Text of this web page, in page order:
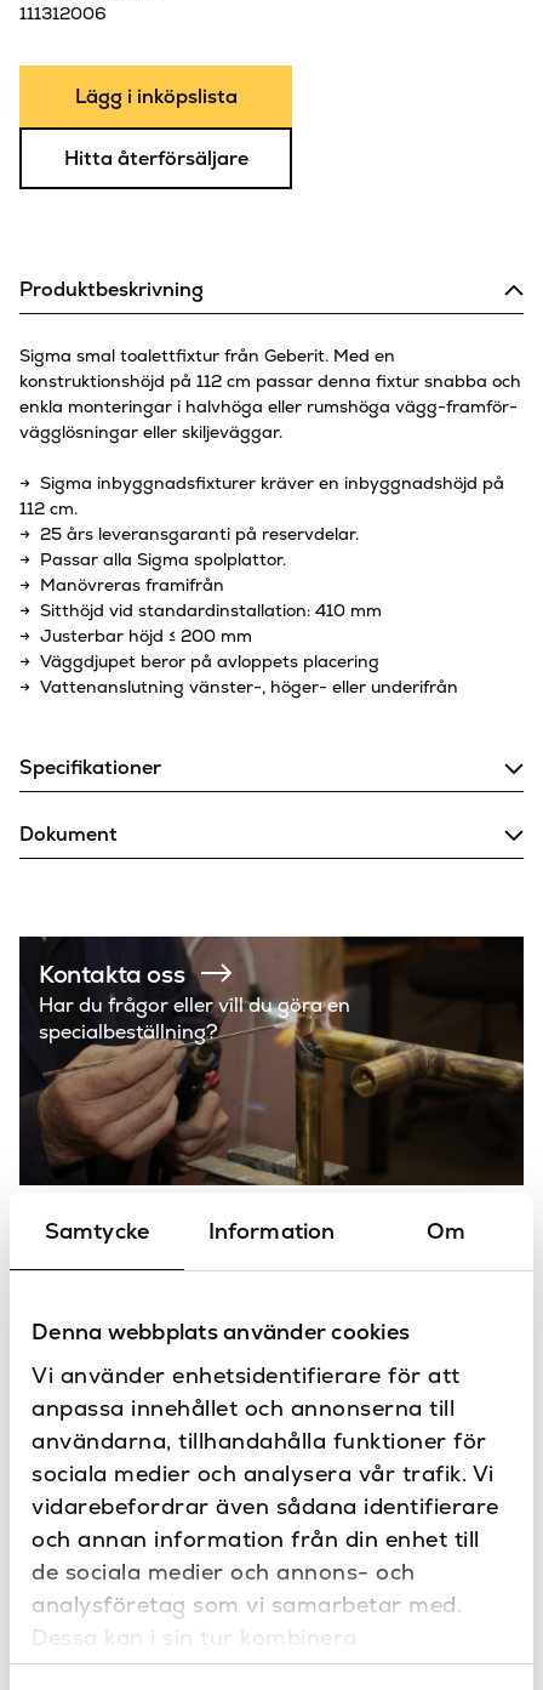
Samtycke Information Om
Denna webbplats använder cookies
Vi använder enhetsidentifierare för att
anpassa innehållet och annonserna till
användarna, tillhandahålla funktioner för
sociala medier och analysera vår trafik. Vi
vidarebefordrar även sådana identifierare
och annan information från din enhet till
de sociala medier och annons- och
analysföretag som vi samarbetar med.
Dessa kan i sin tur kombinera
informationen med annan information som
111312006
Lägg i inköpslista
Hitta återförsäljare
Produktbeskrivning
Sigma smal toalettfixtur från Geberit. Med en
konstruktionshöjd på 112 cm passar denna fixtur snabba och
enkla monteringar i halvhöga eller rumshöga vägg-framför-
vägglösningar eller skiljeväggar.
→ Sigma inbyggnadsfixturer kräver en inbyggnadshöjd på
112 cm.
→ 25 års leveransgaranti på reservdelar.
→ Passar alla Sigma spolplattor.
→ Manövreras framifrån
→ Sitthöjd vid standardinstallation: 410 mm
→ Justerbar höjd ≤ 200 mm
→ Väggdjupet beror på avloppets placering
→ Vattenanslutning vänster-, höger- eller underifrån
Specifikationer
Höjd (mm) 1120
Varumärke Geberit
Dokument
Underhåll och justering spolmängd
Kontakta oss
Har du frågor eller vill du göra en
specialbeställning?
Produkter
i serien Sigma
Sigma50 round mässing
Geberit
Sigma50 round krom
Geberit